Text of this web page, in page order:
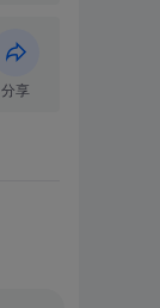
分享